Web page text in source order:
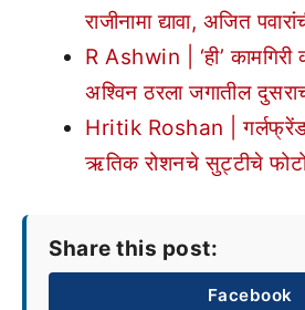
राजीनामा द्यावा, अजित
R Ashwin | ‘ही’ कामगिरी
अश्विन ठरला जगातील
Hritik Roshan |
ऋतिक रोशनचे सुट्टीचे फोटो
Share this post:
Facebook